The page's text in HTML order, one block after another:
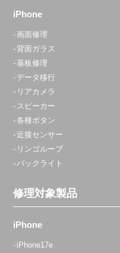
iPhone
画面修理
背面ガラス
基板修理
データ移行
リアカメラ
スピーカー
各種ボタン
近接センサー
リンゴループ
バックライト
修理対象製品
iPhone
iPhone17e